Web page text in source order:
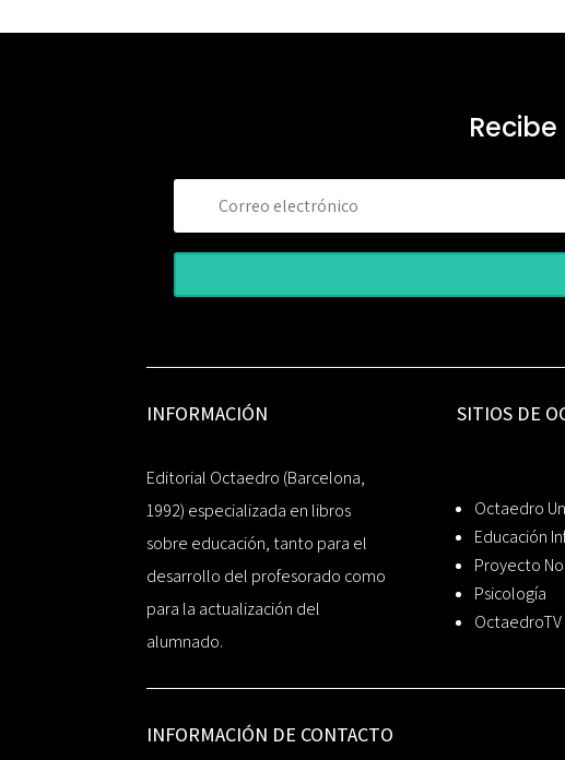
INFORMACIÓN
Editorial Octaedro (Barcelona,
1992) especializada en libros
sobre educación, tanto para el
desarrollo del profesorado como
para la actualización del
alumnado.
SITIOS DE
Octaedro
Educación
Proyecto
Psicología
OctaedroTV
INFORMACIÓN DE CONTACTO